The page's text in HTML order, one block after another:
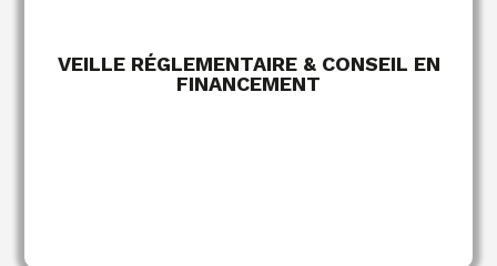
VEILLE RÉGLEMENTAIRE & CONSEIL EN
FINANCEMENT